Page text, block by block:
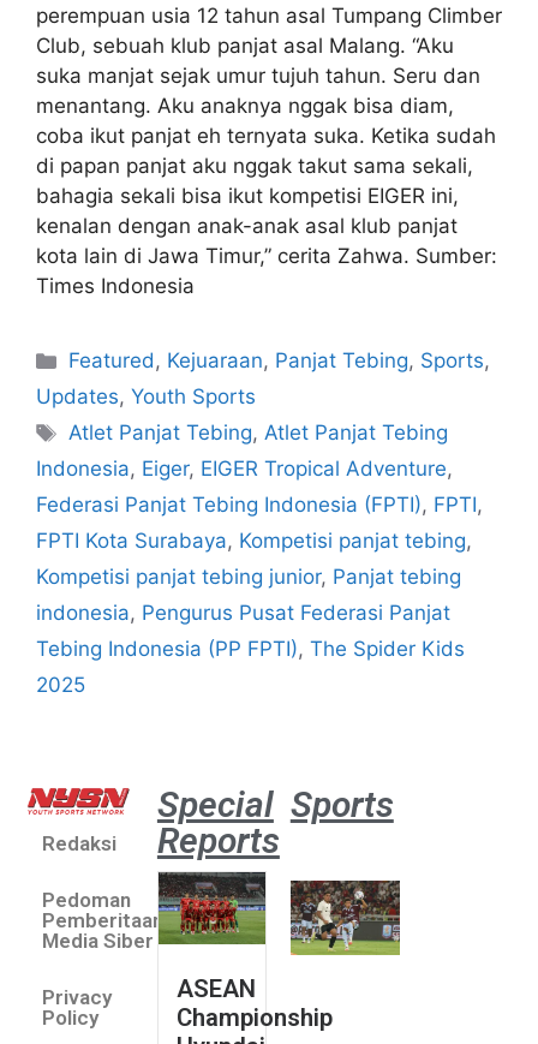
perempuan usia 12 tahun asal Tumpang Climber
Club, sebuah klub panjat asal Malang. “Aku
suka manjat sejak umur tujuh tahun. Seru dan
menantang. Aku anaknya nggak bisa diam,
coba ikut panjat eh ternyata suka. Ketika sudah
di papan panjat aku nggak takut sama sekali,
bahagia sekali bisa ikut kompetisi EIGER ini,
kenalan dengan anak-anak asal klub panjat
kota lain di Jawa Timur,” cerita Zahwa. Sumber:
Times Indonesia
Featured, Kejuaraan, Panjat Tebing, Sports,
Updates, Youth Sports
Atlet Panjat Tebing,Atlet Panjat Tebing
Indonesia, Eiger, EIGER Tropical Adventure,
Federasi Panjat Tebing Indonesia (FPTI), FPTI,
FPTI Kota Surabaya, Kompetisi panjat tebing,
Kompetisi panjat tebing junior, Panjat tebing
indonesia, Pengurus Pusat Federasi Panjat
Tebing Indonesia (PP FPTI), The Spider Kids
2025
Redaksi
Pedoman
Pemberitaan
Media Siber
Privacy
Policy
Special
Reports
ASEAN
Championship
Sports